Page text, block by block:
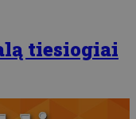
tiesiogiai